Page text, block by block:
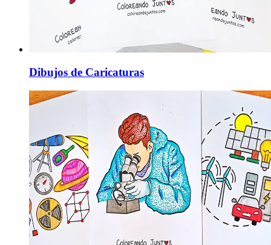
Dibujos de Caricaturas